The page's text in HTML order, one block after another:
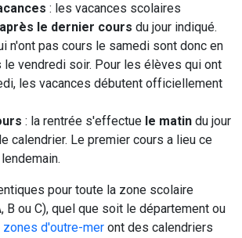
: les vacances scolaires
après le dernier cours du jour indiqué.
n'ont pas cours le samedi sont donc en
le vendredi soir. Pour les élèves qui ont
les vacances débutent officiellement
: la rentrée s'effectue le matin du jour
calendrier. Le premier cours a lieu ce
pour toute la zone scolaire
B ou C), quel que soit le département ou
zones d'outre-mer ont des calendriers